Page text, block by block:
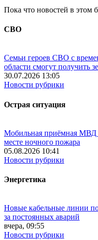
Пока что новостей в этом
СВО
Семьи героев СВО с
области смогут получить
30.07.2026 13:05
Новости рубрики
Острая ситуация
Мобильная приёмная МВД
месте ночного пожара
05.08.2026 10:41
Новости рубрики
Энергетика
Новые кабельные линии
за постоянных аварий
вчера, 09:55
Новости рубрики